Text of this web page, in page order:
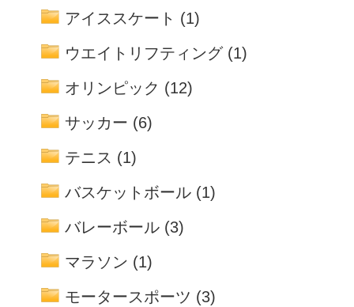
アイススケート (1)
ウエイトリフティング(1)
オリンピック (12)
サッカー (6)
テニス (1)
バスケットボール (1)
バレーボール (3)
マラソン (1)
モータースポーツ (3)